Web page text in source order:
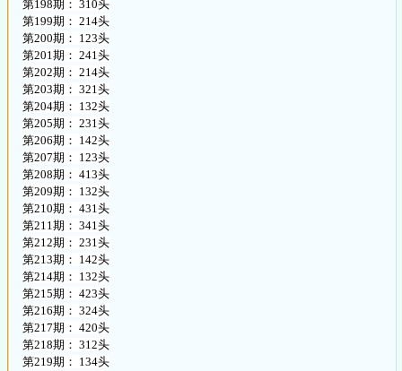
第198期： 310头
第199期： 214头
第200期： 123头
第201期： 241头
第202期： 214头
第203期： 321头
第204期： 132头
第205期： 231头
第206期： 142头
第207期： 123头
第208期： 413头
第209期： 132头
第210期： 431头
第211期： 341头
第212期： 231头
第213期： 142头
第214期： 132头
第215期： 423头
第216期： 324头
第217期： 420头
第218期： 312头
第219期： 134头